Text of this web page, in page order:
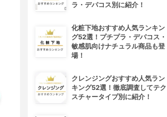
ラ・デパコス別に紹介！
化粧下地おすすめ人気ランキン
グ52選！プチプラ・デパコス・
敏感肌向けナチュラル商品も登
場！
クレンジングおすすめ人気ラン
キング52選！徹底調査してテク
スチャータイプ別に紹介！